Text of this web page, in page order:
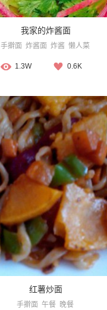
我家的炸酱面
手擀面 炸酱面 炸酱 懒人菜
1.3W 0.6K
红薯炒面
手擀面 午餐 晚餐